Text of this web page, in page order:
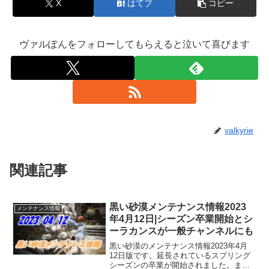
X はてブ コピー
ヴァルぽんをフォローしてもらえると泣いて喜びます
valkyrie
関連記事
メンテナンス情報
黒い砂漠メンテナンス情報2023
年4月12日|シーズン卒業開始とシ
ーラカンスが一般チャンネルにも
黒い砂漠のメンテナンス情報2023年4月
12日版です。延長されているスプリング
シーズンの卒業が開始されました。ま